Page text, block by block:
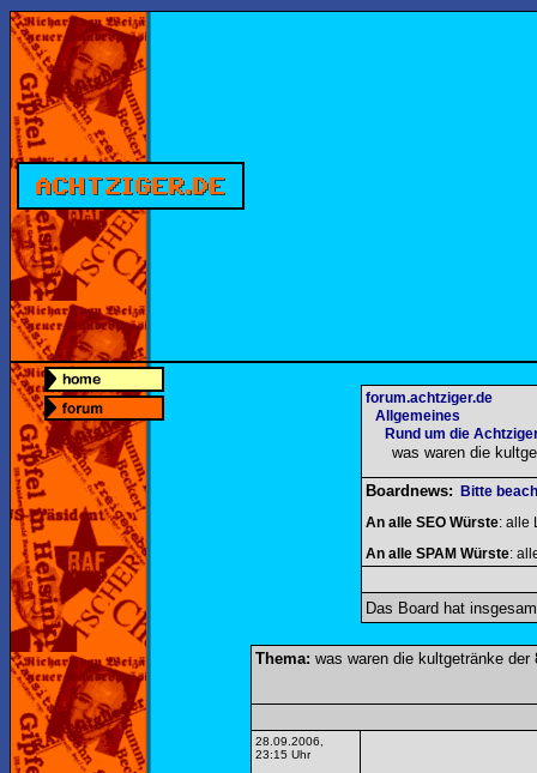
forum.achtziger.de
Allgemeines
Rund um die
was waren die
Boardnews:
Bitte
An alle SEO Würste: alle
An alle SPAM Würste:
Das Board hat
Thema: was waren die kultgetränke der
28.09.2006,
23:15 Uhr